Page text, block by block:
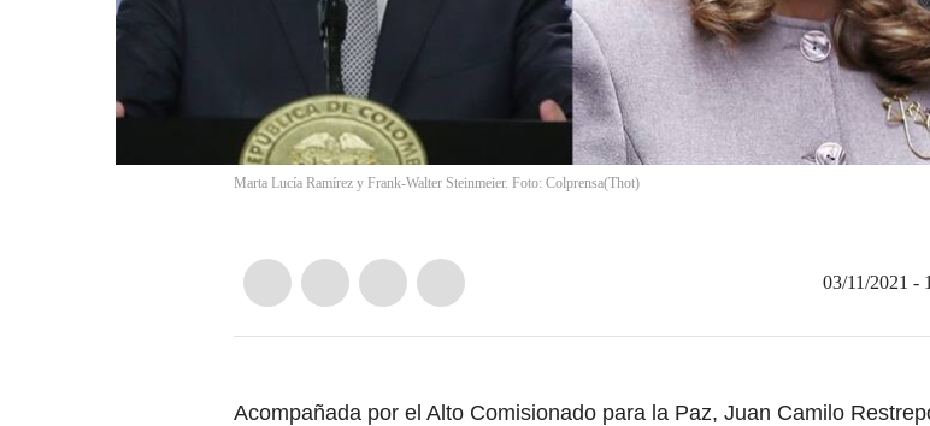
Marta Lucía Ramírez y Frank-Walter Steinmeier. Foto: Colprensa(Thot)
03/11/2021 -
Acompañada por el Alto Comisionado para la Paz, Juan Camilo